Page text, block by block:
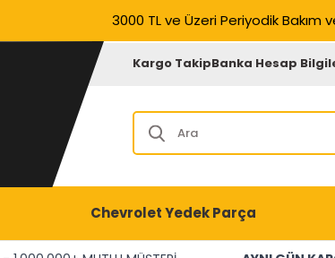
3000 TL ve Üzeri Periyodik Bakım
Kargo TakipBanka Hesap
Chevrolet Yedek Parça